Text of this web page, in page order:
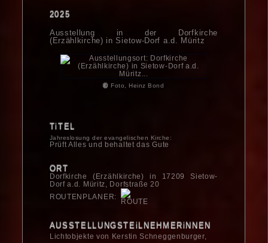
2025
Ausstellung in der Dorfkirche
(Erzählkirche) in Sietow-Dorf a.d. Müritz
© Foto, Heinz Bond
TiTEL
Jahreslosung der evangelischen Kirche:
Prüft Alles und behaltet das Gute
ORT
Dorfkirche (Erzählkirche) in 17209 Sietow-
Dorf a.d. Müritz, Dorfstraße 20
ROUTENPLANER:
AUSSTELLUNGSTEiLNEHMERiNNEN
Lichtobjekte von Kerstin Schneggenburger,